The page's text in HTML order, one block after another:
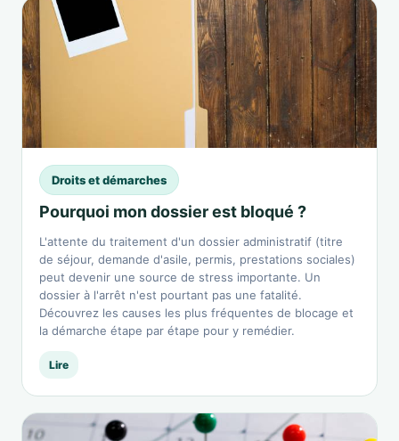
Droits et démarches
Pourquoi mon dossier est bloqué ?
L'attente du traitement d'un dossier administratif (titre
de séjour, demande d'asile, permis, prestations sociales)
peut devenir une source de stress importante. Un
dossier à l'arrêt n'est pourtant pas une fatalité.
Découvrez les causes les plus fréquentes de blocage et
la démarche étape par étape pour y remédier.
Lire